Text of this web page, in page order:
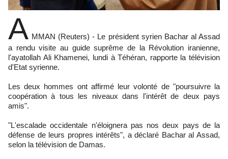
A MMAN (Reuters) - Le président syrien Bachar al Assad
a rendu visite au guide suprême de la Révolution iranienne,
l'ayatollah Ali Khamenei, lundi à Téhéran, rapporte la télévision
d'Etat syrienne.
Les deux hommes ont affirmé leur volonté de "poursuivre la
coopération à tous les niveaux dans l'intérêt de deux pays
amis".
"L'escalade occidentale n'éloignera pas nos deux pays de la
défense de leurs propres intérêts", a déclaré Bachar al Assad,
selon la télévision de Damas.